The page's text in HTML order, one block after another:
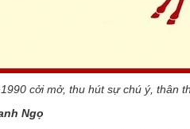
cởi mở, thu hút sự chú ý, thân
Ngọ